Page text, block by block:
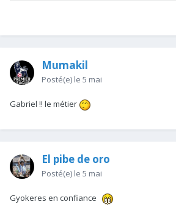
Mumakil
Posté(e) le 5 mai
Gabriel !! le métier
El pibe de oro
Posté(e) le 5 mai
Gyokeres en confiance